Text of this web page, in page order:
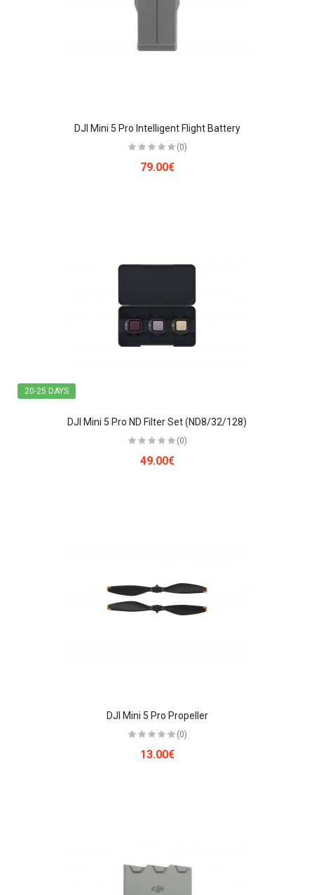
DJI Mini 5 Pro Intelligent Flight Battery
(0)
79.00€
20-25 DAYS
DJI Mini 5 Pro ND Filter Set (ND8/32/128)
(0)
49.00€
DJI Mini 5 Pro Propeller
(0)
13.00€